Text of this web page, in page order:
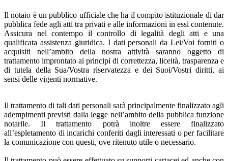
Il notaio è un pubblico ufficiale che ha il compito istituzionale di dar
pubblica fede agli atti tra privati e alle informazioni in essi contenute.
Assicura nel contempo il controllo di legalità degli atti e una
qualificata assistenza giuridica. I dati personali da Lei/Voi forniti o
acquisiti nell’ambito della nostra attività saranno oggetto di
trattamento improntato ai principi di correttezza, liceità, trasparenza e
di tutela della Sua/Vostra riservatezza e dei Suoi/Vostri diritti, ai
sensi delle vigenti normative.
Il trattamento di tali dati personali sarà principalmente finalizzato agli
adempimenti previsti dalla legge nell’ambito della pubblica funzione
notarile. Il trattamento potrà inoltre essere finalizzato
all’espletamento di incarichi conferiti dagli interessati o per facilitare
la comunicazione con questi, ove ritenuto utile o necessario.